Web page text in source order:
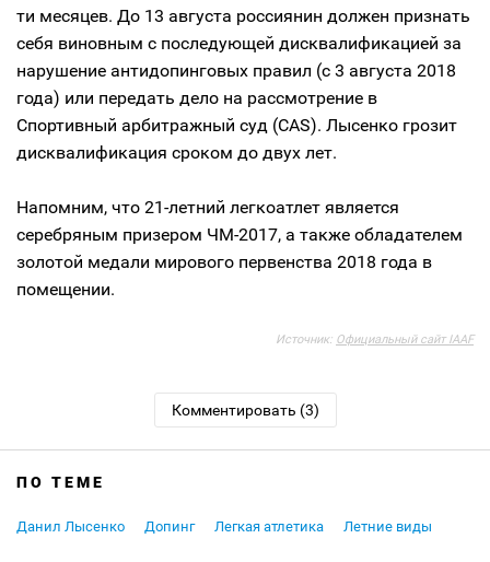
ти месяцев. До 13 августа россиянин должен признать
себя виновным с последующей дисквалификацией за
нарушение антидопинговых правил (с 3 августа 2018
года) или передать дело на рассмотрение в
Спортивный арбитражный суд (CAS). Лысенко грозит
дисквалификация сроком до двух лет.
Напомним, что 21-летний легкоатлет является
серебряным призером ЧМ-2017, а также обладателем
золотой медали мирового первенства 2018 года в
помещении.
Источник: Официальный сайт IAAF
Комментировать (3)
ПО ТЕМЕ
Данил Лысенко Допинг Легкая атлетика Летние виды